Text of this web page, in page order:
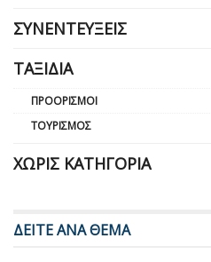
ΣΥΝΕΝΤΕΎΞΕΙΣ
ΤΑΞΊΔΙΑ
ΠΡΟΟΡΙΣΜΟΊ
ΤΟΥΡΙΣΜΌΣ
ΧΩΡΊΣ ΚΑΤΗΓΟΡΊΑ
ΔΕΙΤΕ ΑΝΑ ΘΕΜΑ